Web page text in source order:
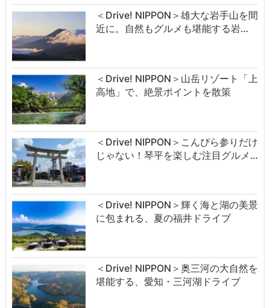
＜Drive! NIPPON＞雄大な岩手山を間
近に。自然もグルメも堪能する岩…
＜Drive! NIPPON＞山岳リゾート「上
高地」で、絶景ポイントを散策
＜Drive! NIPPON＞こんぴら参りだけ
じゃない！琴平を楽しむ注目グルメ…
＜Drive! NIPPON＞輝く海と湖の美景
に包まれる、夏の福井ドライブ
＜Drive! NIPPON＞奥三河の大自然を
堪能する、愛知・三河湖ドライブ